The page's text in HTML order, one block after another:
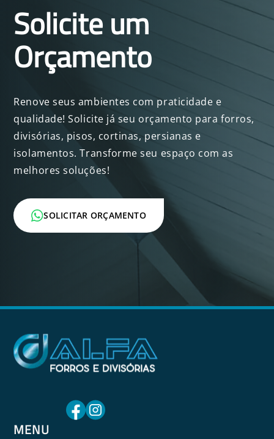
Solicite um
Orçamento
Renove seus ambientes com praticidade e
qualidade! Solicite já seu orçamento para forros,
divisórias, pisos, cortinas, persianas e
isolamentos. Transforme seu espaço com as
melhores soluções!
SOLICITAR ORÇAMENTO
MENU